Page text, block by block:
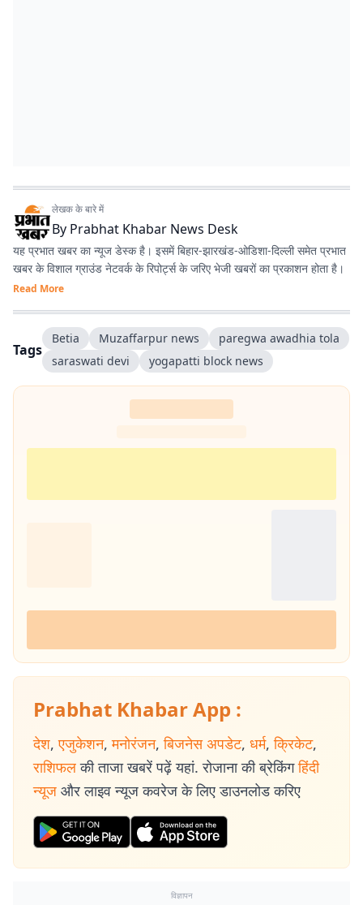
लेखक के बारे में
By Prabhat Khabar News Desk
यह प्रभात खबर का न्यूज डेस्क है। इसमें बिहार-झारखंड-ओडिशा-दिल्‍ली समेत प्रभात
खबर के विशाल ग्राउंड नेटवर्क के रिपोर्ट्स के जरिए भेजी खबरों का प्रकाशन होता है।
Read More
Tags
Betia Muzaffarpur news
paregwa awadhia tola
saraswati devi
yogapatti block news
Prabhat Khabar App :
देश, एजुकेशन, मनोरंजन, बिजनेस अपडेट, धर्म, क्रिकेट,
राशिफल की ताजा खबरें पढ़ें यहां. रोजाना की ब्रेकिंग हिंदी
न्यूज और लाइव न्यूज कवरेज के लिए डाउनलोड करिए
विज्ञापन